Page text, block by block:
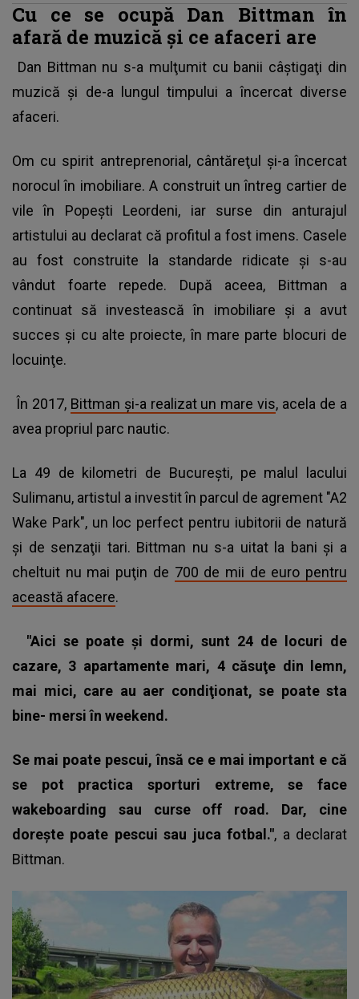
Cu ce se ocupă Dan Bittman în
afară de muzică şi ce afaceri are
Dan Bittman nu s-a mulţumit cu banii câştigaţi din
muzică şi de-a lungul timpului a încercat diverse
afaceri.
Om cu spirit antreprenorial, cântăreţul şi-a încercat
norocul în imobiliare. A construit un întreg cartier de
vile în Popeşti Leordeni, iar surse din anturajul
artistului au declarat că profitul a fost imens. Casele
au fost construite la standarde ridicate şi s-au
vândut foarte repede. După aceea, Bittman a
continuat să investească în imobiliare şi a avut
succes şi cu alte proiecte, în mare parte blocuri de
locuinţe.
În 2017, Bittman şi-a realizat un mare vis, acela de a
avea propriul parc nautic.
La 49 de kilometri de Bucureşti, pe malul lacului
Sulimanu, artistul a investit în parcul de agrement "A2
Wake Park", un loc perfect pentru iubitorii de natură
şi de senzaţii tari. Bittman nu s-a uitat la bani şi a
cheltuit nu mai puţin de 700 de mii de euro pentru
această afacere.
"Aici se poate şi dormi, sunt 24 de locuri de
cazare, 3 apartamente mari, 4 căsuţe din lemn,
mai mici, care au aer condiţionat, se poate sta
bine- mersi în weekend.
Se mai poate pescui, însă ce e mai important e că
se pot practica sporturi extreme, se face
wakeboarding sau curse off road. Dar, cine
doreşte poate pescui sau juca fotbal.", a declarat
Bittman.